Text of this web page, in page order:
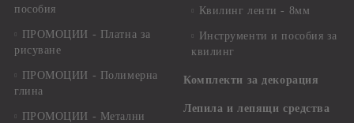
пособия
ПРОМОЦИИ - Платна за
рисуване
ПРОМОЦИИ - Полимерна
глина
ПРОМОЦИИ - Метални
Квилинг ленти - 8мм
Инструменти и пособия за
квилинг
Комплекти за декорация
Лепила и лепящи средства